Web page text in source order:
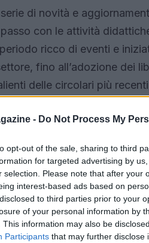
- Do Not Process My
opt-out of the sale, sharing to third
for targeted advertising by
selection. Please note that after your
interest-based ads based on
to third parties prior to your
of your personal information by
This information may also be
Participants that may further disclose
di novità e
con le attività
ricco di eventi e
fino all’adozione dei
delle circolari più